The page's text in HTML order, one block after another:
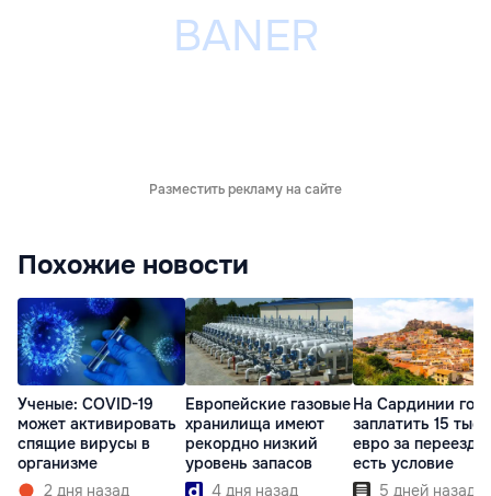
Разместить рекламу на сайте
Похожие новости
Ученые: COVID-19
может активировать
спящие вирусы в
организме
2 дня назад
Европейские газовые
хранилища имеют
рекордно низкий
уровень запасов
4 дня назад
На Сардинии
заплатить 15
евро за переезд,
есть условие
5 дней назад